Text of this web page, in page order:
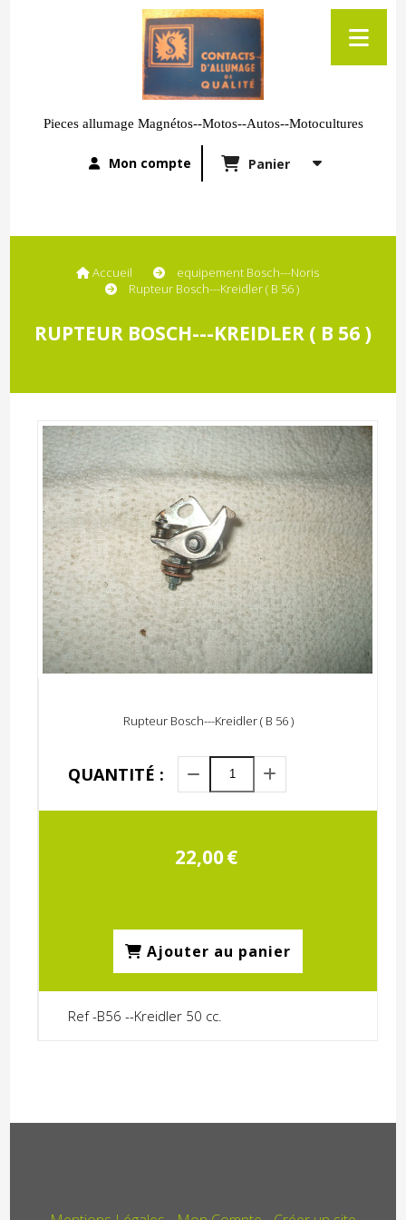
Pieces allumage Magnétos--Motos--Autos--Motocultures
Mon compte Panier
Accueil
equipement Bosch---Noris
Rupteur Bosch---Kreidler ( B 56 )
RUPTEUR BOSCH---KREIDLER ( B 56 )
Rupteur Bosch---Kreidler ( B 56 )
22,00€
QUANTITÉ :
Ajouter au panier
Ref -B56 --Kreidler 50 cc.